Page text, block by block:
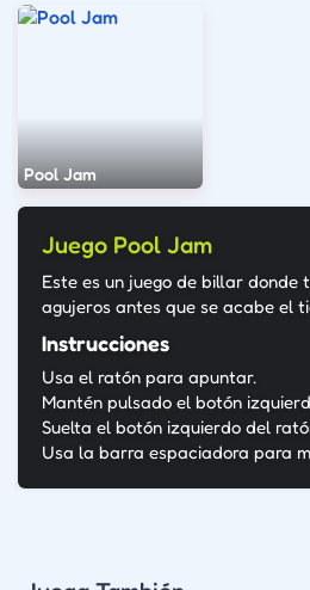
Pool Jam
Juego Pool Jam
Este es un juego de billar
agujeros antes que se acabe el
Instrucciones
Usa el ratón para apuntar.
Mantén pulsado el botón
Suelta el botón izquierdo del
Usa la barra espaciadora para